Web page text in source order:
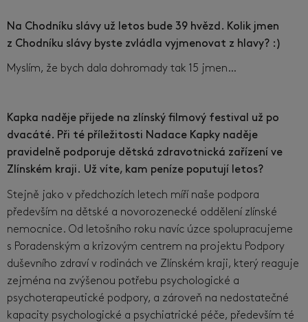
Na Chodníku slávy už letos bude 39 hvězd. Kolik jmen
z Chodníku slávy byste zvládla vyjmenovat z hlavy? :)
Myslím, že bych dala dohromady tak 15 jmen…
Kapka naděje přijede na zlínský filmový festival už po
dvacáté. Při té příležitosti Nadace Kapky naděje
pravidelně podporuje dětská zdravotnická zařízení ve
Zlínském kraji. Už víte, kam peníze poputují letos?
Stejně jako v předchozích letech míří naše podpora
především na dětské a novorozenecké oddělení zlínské
nemocnice. Od letošního roku navíc úzce spolupracujeme
s Poradenským a krizovým centrem na projektu Podpory
duševního zdraví v rodinách ve Zlínském kraji, který reaguje
zejména na zvýšenou potřebu psychologické a
psychoterapeutické podpory, a zároveň na nedostatečné
kapacity psychologické a psychiatrické péče, především té